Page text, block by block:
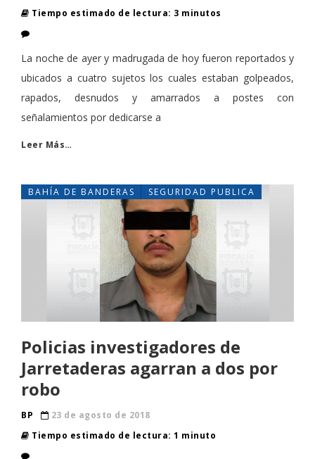
Tiempo estimado de lectura: 3 minutos
La noche de ayer y madrugada de hoy fueron reportados y
ubicados a cuatro sujetos los cuales estaban golpeados,
rapados, desnudos y amarrados a postes con
señalamientos por dedicarse a
Leer Más…
BAHÍA DE BANDERAS SEGURIDAD PUBLICA
Policias investigadores de
Jarretaderas agarran a dos por
robo
BP
23 de agosto de 2018
Tiempo estimado de lectura: 1 minuto